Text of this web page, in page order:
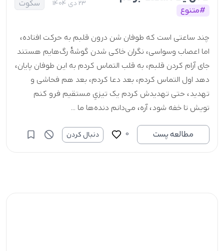
#متنوع
23 دی 1404 سکوت
چند ساعتی است که طوفان شن درون قلبم به حرکت افتاده،
اما اعصاب وسواسی، نگران خاکی شدن گوشۀ رگ‌هایم هستند
جای آرام کردن قلبم، به قلب التماس کردم به این طوفان پایان،
دهد اول التماس کردم، بعد دعا کردم، بعد هم فحاشی و
تهدید، حتی تهدیدش کردم یک تیزیِ مستقیم فرو کنم
تویش تا خفه شود، آره، می‌دانم دنده‌ها ما ...
مطالعه پست
0 دنبال کردن